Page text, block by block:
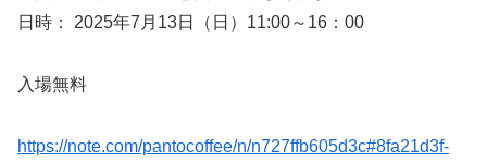
日時： 2025年7月13日（日）11:00～16：00
入場無料
https://note.com/pantocoffee/n/n727ffb605d3c#8fa21d3f-